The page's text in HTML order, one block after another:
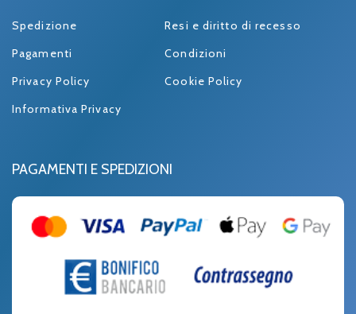
Spedizione
Resi e diritto di recesso
Pagamenti
Condizioni
Privacy Policy
Cookie Policy
Informativa Privacy
PAGAMENTI E SPEDIZIONI